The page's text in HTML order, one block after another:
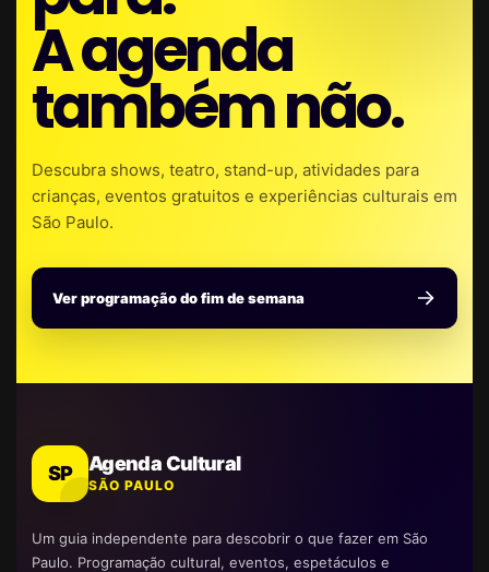
A agenda
também não.
Descubra shows, teatro, stand-up, atividades para
crianças, eventos gratuitos e experiências culturais em
São Paulo.
Ver programação do fim de semana
SP Agenda Cultural
SÃO PAULO
Um guia independente para descobrir o que fazer em São
Paulo. Programação cultural, eventos, espetáculos e